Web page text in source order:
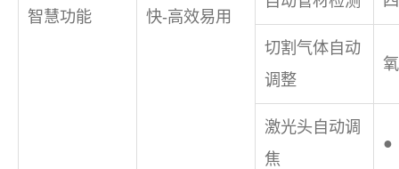
智慧功能 快-高效易用
切割气体自动
调整
激光头自动调
焦
●